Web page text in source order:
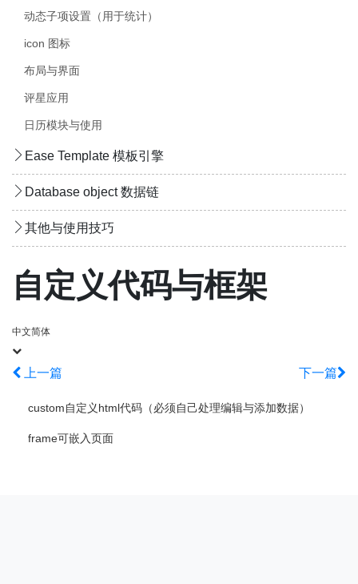
动态子项设置（用于统计）
icon 图标
布局与界面
评星应用
日历模块与使用
Ease Template 模板引擎
Database object 数据链
其他与使用技巧
自定义代码与框架
中文简体
上一篇 下一篇
custom自定义html代码（必须自己处理编辑与添加数据）
frame可嵌入页面